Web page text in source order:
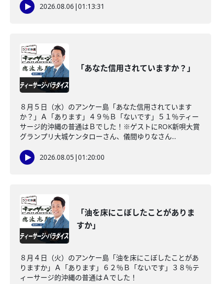
2026.08.06 |01:13:31
「あなた信用されていますか？」
８月５日（水）のアンケー島「あなた信用されています
か？」Ａ「あります」４９％Ｂ「ないです」５１％ティー
サージ的沖縄の普通はＢでした！※ゲストにROK新唄大賞
グランプリ大城ケンタローさん、儀間ゆりなさん...
2026.08.05 |01:20:00
「油を床にこぼしたことがありま
すか」
８月４日（火）のアンケー島「油を床にこぼしたことがあ
りますか」Ａ「あります」６２％Ｂ「ないです」３８％テ
ィーサージ的沖縄の普通はＡでした！